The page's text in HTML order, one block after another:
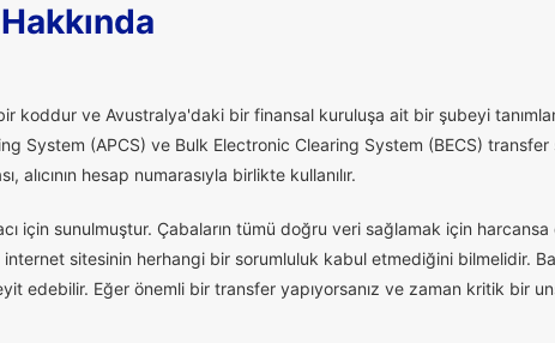
koddur ve Avustralya'daki bir finansal kuruluşa ait bir şubeyi
System (APCS) ve Bulk Electronic Clearing System (BECS) transfer
alıcının hesap numarasıyla birlikte kullanılır.
için sunulmuştur. Çabaların tümü doğru veri sağlamak için harcansa
sitesinin herhangi bir sorumluluk kabul etmediğini bilmelidir.
edebilir. Eğer önemli bir transfer yapıyorsanız ve zaman kritik bir